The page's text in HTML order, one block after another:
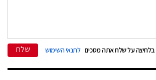
בלחיצה על שלח אתה מסכים לתנאי השימוש שלח